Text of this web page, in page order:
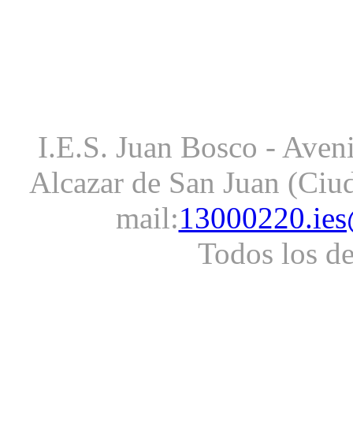
I.E.S. Juan Bosco -
Alcazar de San Juan
mail:
Todos los